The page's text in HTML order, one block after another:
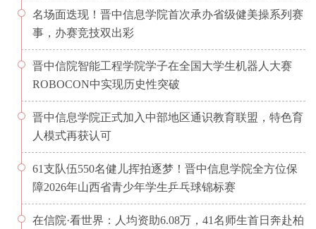
名场面迭现！晋中信息学院首次承办省级健美操系列赛
事，办赛竞技双出彩
晋中信院智能工程学院学子在全国大学生机器人大赛
ROBOCON中实现历史性突破
晋中信息学院正式加入中部地区通识教育联盟，特色育
人模式再获认可
61支队伍550名健儿挥拍逐梦！晋中信息学院全方位保
障2026年山西省青少年学生乒乓球锦标赛
在信院·看世界：人均资助6.08万，41名师生首日奔赴柏